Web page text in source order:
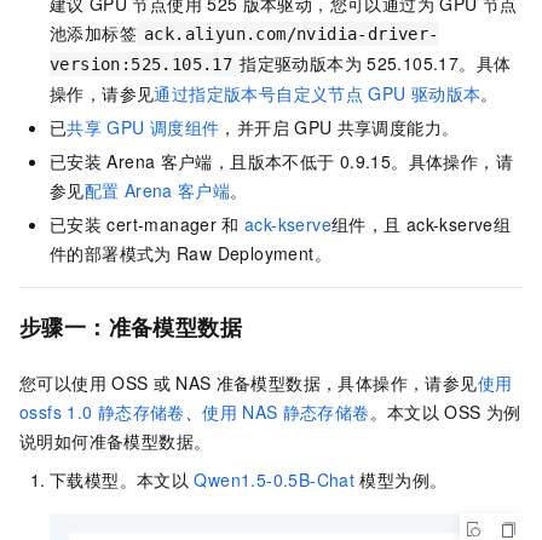
池添加标签 ack.aliyun.com/nvidia-driver-
version:525.105.17 指定驱动版本为 525.105.17。具体
操作，请参见通过指定版本号自定义节点 GPU 驱动版本。
已共享 GPU 调度组件 ，并开启 GPU 共享调度能力。
已安装 Arena 客户端，且版本不低于 0.9.15。具体操作，请
参见配置 Arena 客户端。
已安装 cert-manager 和 ack-kserve️组件，且 ack-kserve️组
件的部署模式为 Raw Deployment。
步骤一：准备模型数据
您可以使用 OSS 或 NAS 准备模型数据，具体操作，请参见使用
ossfs 1.0 静态存储卷、使用 NAS 静态存储卷。本文以 OSS 为例
说明如何准备模型数据。
下载模型。本文以 Qwen1.5-0.5B-Chat 模型为例。